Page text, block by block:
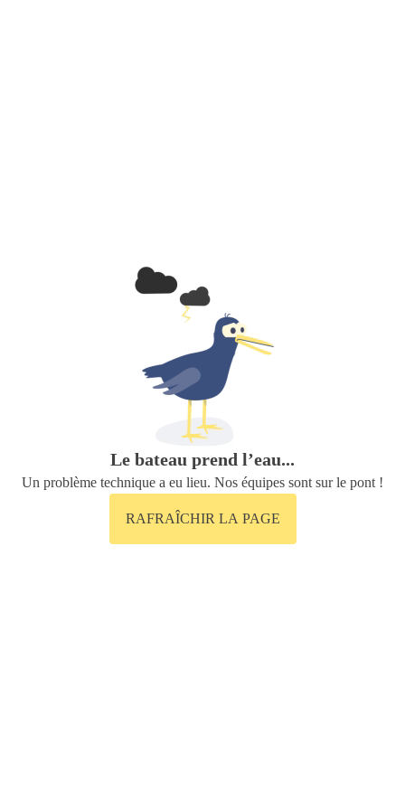
Le bateau prend l’eau...
Un problème technique a eu lieu. Nos équipes sont sur le pont !
RAFRAÎCHIR LA PAGE